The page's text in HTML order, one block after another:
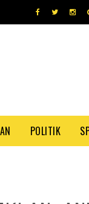
POLITIK